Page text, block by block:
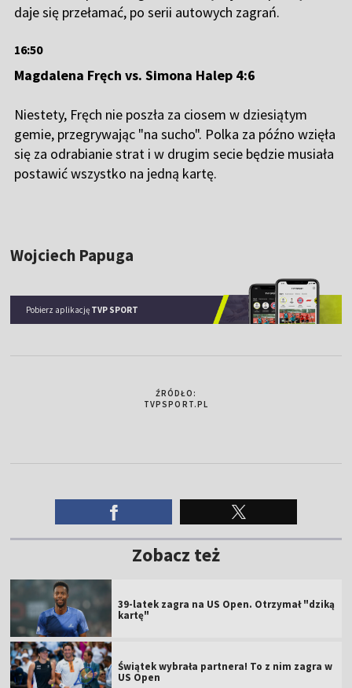
daje się przełamać, po serii autowych zagrań.
16:50
Magdalena Fręch vs. Simona Halep 4:6
Niestety, Fręch nie poszła za ciosem w dziesiątym
gemie, przegrywając "na sucho". Polka za późno wzięła
się za odrabianie strat i w drugim secie będzie musiała
postawić wszystko na jedną kartę.
Wojciech Papuga
Pobierz aplikację TVP SPORT
ŹRÓDŁO:
TVPSPORT.PL
Zobacz też
39-latek zagra na US Open. Otrzymał "dziką
kartę"
Świątek wybrała partnera! To z nim zagra w
US Open